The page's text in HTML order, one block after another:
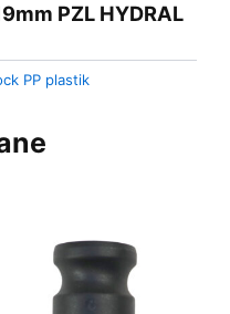
PZL HYDRAL
PP plastik